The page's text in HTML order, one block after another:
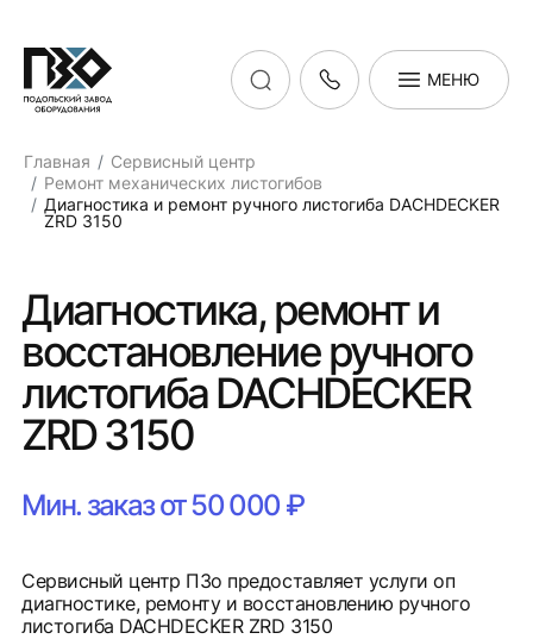
МЕНЮ
Главная
Сервисный центр
Ремонт механических листогибов
Диагностика и ремонт ручного листогиба DACHDECKER
ZRD 3150
Диагностика, ремонт и
восстановление ручного
листогиба DACHDECKER
ZRD 3150
Мин. заказ от 50 000 ₽
Сервисный центр ПЗо предоставляет услуги оп
диагностике, ремонту и восстановлению ручного
листогиба DACHDECKER ZRD 3150